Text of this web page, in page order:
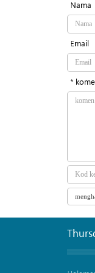
Nama
Email
*